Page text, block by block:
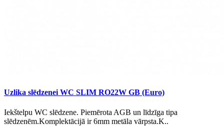
Uzlika slēdzenei WC SLIM RO22W GB (Euro)
Iekštelpu WC slēdzene. Piemērota AGB un līdzīga tipa
slēdzenēm.Komplektācijā ir 6mm metāla vārpsta.K..